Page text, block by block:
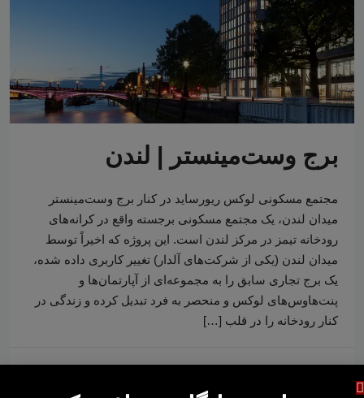
برج وست‌مینستر | لندن
مجتمع مسکونی لوکس ریورساید در کنار برج وست‌مینستر
میدان لندن، یک مجتمع مسکونی برجسته واقع در کرانه‌های
رودخانه تیمز در مرکز لندن است. این پروژه که اخیراً توسط
میدان لندن (یکی از شرکت‌های آلدار) تغییر کاربری داده شده،
یک برج تجاری سابق را به مجموعه‌ای از آپارتمان‌ها و
پنت‌هاوس‌های لوکس و منحصر به فرد تبدیل کرده و زندگی در
کنار رودخانه را در قلب […]